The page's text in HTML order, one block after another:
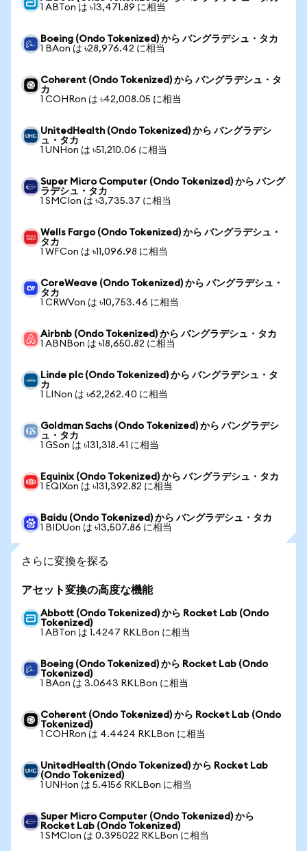
1 ABTon は ৳13,471.89 に相当
Boeing (Ondo Tokenized) から バングラデシュ・タカ
1 BAon は ৳28,976.42 に相当
Coherent (Ondo Tokenized) から バングラデシュ・タ
カ
1 COHRon は ৳42,008.05 に相当
UnitedHealth (Ondo Tokenized) から バングラデシ
ュ・タカ
1 UNHon は ৳51,210.06 に相当
Super Micro Computer (Ondo Tokenized) から バング
ラデシュ・タカ
1 SMCIon は ৳3,735.37 に相当
Wells Fargo (Ondo Tokenized) から バングラデシュ・
タカ
1 WFCon は ৳11,096.98 に相当
CoreWeave (Ondo Tokenized) から バングラデシュ・
タカ
1 CRWVon は ৳10,753.46 に相当
Airbnb (Ondo Tokenized) から バングラデシュ・タカ
1 ABNBon は ৳18,650.82 に相当
Linde plc (Ondo Tokenized) から バングラデシュ・タ
カ
1 LINon は ৳62,262.40 に相当
Goldman Sachs (Ondo Tokenized) から バングラデシ
ュ・タカ
1 GSon は ৳131,318.41 に相当
Equinix (Ondo Tokenized) から バングラデシュ・タカ
1 EQIXon は ৳131,392.82 に相当
Baidu (Ondo Tokenized) から バングラデシュ・タカ
1 BIDUon は ৳13,507.86 に相当
さらに変換を探る
アセット変換の高度な機能
Abbott (Ondo Tokenized) から Rocket Lab (Ondo
Tokenized)
1 ABTon は 1.4247 RKLBon に相当
Boeing (Ondo Tokenized) から Rocket Lab (Ondo
Tokenized)
1 BAon は 3.0643 RKLBon に相当
Coherent (Ondo Tokenized) から Rocket Lab (Ondo
Tokenized)
1 COHRon は 4.4424 RKLBon に相当
UnitedHealth (Ondo Tokenized) から Rocket Lab
(Ondo Tokenized)
1 UNHon は 5.4156 RKLBon に相当
Super Micro Computer (Ondo Tokenized) から
Rocket Lab (Ondo Tokenized)
1 SMCIon は 0.395022 RKLBon に相当